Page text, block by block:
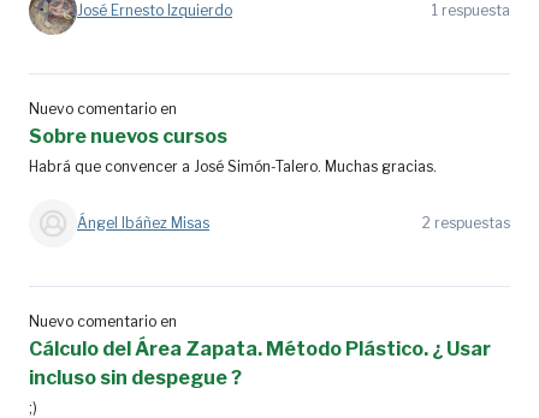
José Ernesto Izquierdo 1 respuesta
Nuevo comentario en
Sobre nuevos cursos
Habrá que convencer a José Simón-Talero. Muchas gracias.
Ángel Ibáñez Misas 2 respuestas
Nuevo comentario en
Cálculo del Área Zapata. Método Plástico. ¿ Usar
incluso sin despegue ?
;)